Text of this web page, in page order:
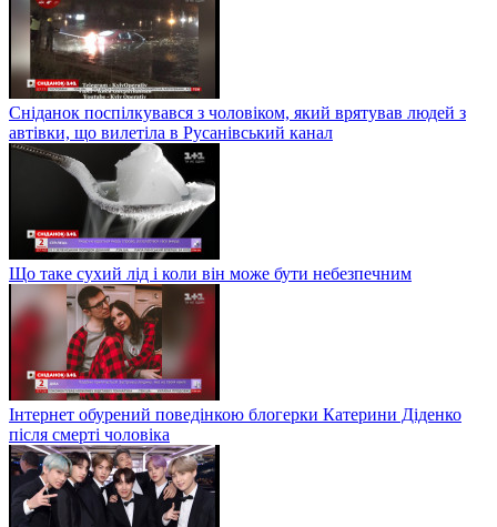
Сніданок поспілкувався з чоловіком, який врятував людей з
автівки, що вилетіла в Русанівський канал
Що таке сухий лід і коли він може бути небезпечним
Інтернет обурений поведінкою блогерки Катерини Діденко
після смерті чоловіка